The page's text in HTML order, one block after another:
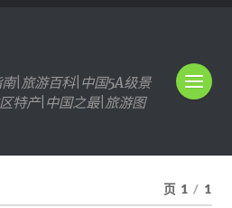
|旅游百科|中国5A级景
特产|中国之最|旅游图
页 1 / 1